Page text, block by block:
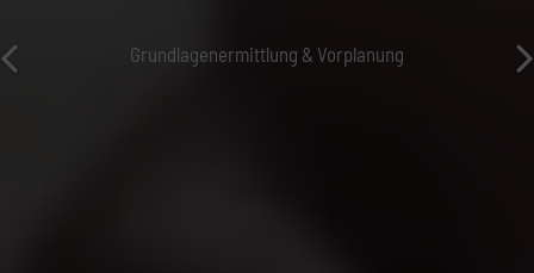
Grundlagenermittlung & Vorplanung